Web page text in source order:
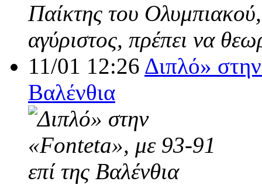
Παίκτης του
αγύριστος, πρέπει να
11/01 12:26 Διπλό»
Βαλένθια